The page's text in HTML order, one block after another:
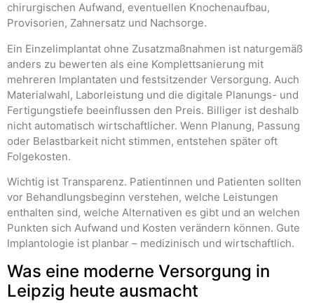
chirurgischen Aufwand, eventuellen Knochenaufbau,
Provisorien, Zahnersatz und Nachsorge.
Ein Einzelimplantat ohne Zusatzmaßnahmen ist naturgemäß
anders zu bewerten als eine Komplettsanierung mit
mehreren Implantaten und festsitzender Versorgung. Auch
Materialwahl, Laborleistung und die digitale Planungs- und
Fertigungstiefe beeinflussen den Preis. Billiger ist deshalb
nicht automatisch wirtschaftlicher. Wenn Planung, Passung
oder Belastbarkeit nicht stimmen, entstehen später oft
Folgekosten.
Wichtig ist Transparenz. Patientinnen und Patienten sollten
vor Behandlungsbeginn verstehen, welche Leistungen
enthalten sind, welche Alternativen es gibt und an welchen
Punkten sich Aufwand und Kosten verändern können. Gute
Implantologie ist planbar – medizinisch und wirtschaftlich.
Was eine moderne Versorgung in
Leipzig heute ausmacht